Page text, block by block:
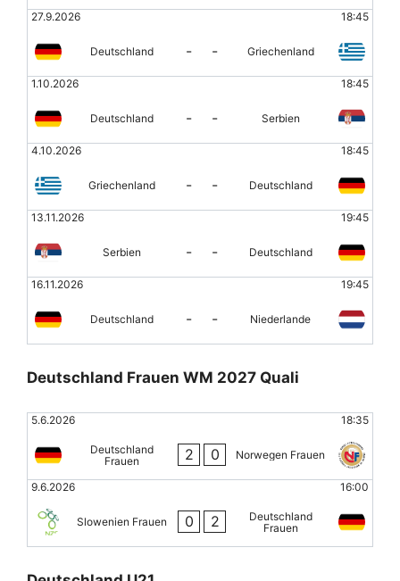
27.9.2026 18:45
Deutschland - - Griechenland
1.10.2026 18:45
Deutschland - - Serbien
4.10.2026 18:45
Griechenland - - Deutschland
13.11.2026 19:45
Serbien - - Deutschland
16.11.2026 19:45
Deutschland - - Niederlande
Deutschland Frauen WM 2027 Quali
5.6.2026 18:35
Deutschland
Frauen
2 0 Norwegen Frauen
9.6.2026 16:00
Slowenien Frauen 0 2
Deutschland
Frauen